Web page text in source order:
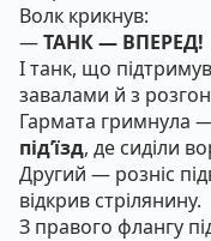
Волк крикнув:
—ТАНК — ВПЕРЕД!
І танк, що
завалами й з
Гармата гримнула
під’їзд, де сиділи
Другий — розніс
відкрив стрілянину.
З правого флангу